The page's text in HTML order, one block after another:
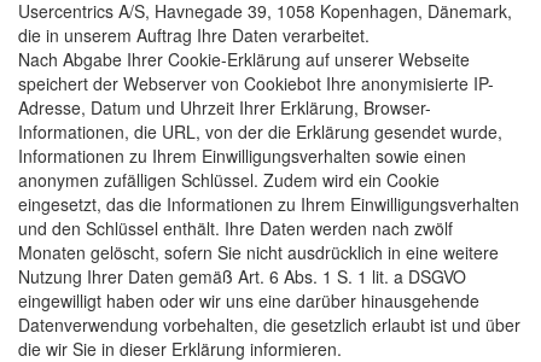
Usercentrics A/S, Havnegade 39, 1058 Kopenhagen, Dänemark,
die in unserem Auftrag Ihre Daten verarbeitet.
Nach Abgabe Ihrer Cookie-Erklärung auf unserer Webseite
speichert der Webserver von Cookiebot Ihre anonymisierte IP-
Adresse, Datum und Uhrzeit Ihrer Erklärung, Browser-
Informationen, die URL, von der die Erklärung gesendet wurde,
Informationen zu Ihrem Einwilligungsverhalten sowie einen
anonymen zufälligen Schlüssel. Zudem wird ein Cookie
eingesetzt, das die Informationen zu Ihrem Einwilligungsverhalten
und den Schlüssel enthält. Ihre Daten werden nach zwölf
Monaten gelöscht, sofern Sie nicht ausdrücklich in eine weitere
Nutzung Ihrer Daten gemäß Art. 6 Abs. 1 S. 1 lit. a DSGVO
eingewilligt haben oder wir uns eine darüber hinausgehende
Datenverwendung vorbehalten, die gesetzlich erlaubt ist und über
die wir Sie in dieser Erklärung informieren.